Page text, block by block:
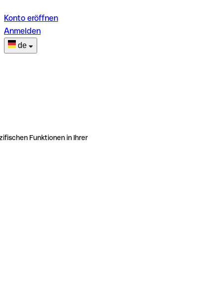
Konto eröffnen
Anmelden
de
Funktionen in Ihrer